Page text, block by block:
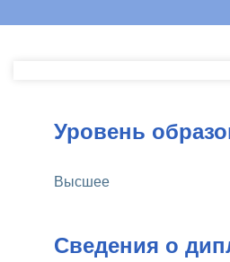
Уровень
Высшее
Сведения о